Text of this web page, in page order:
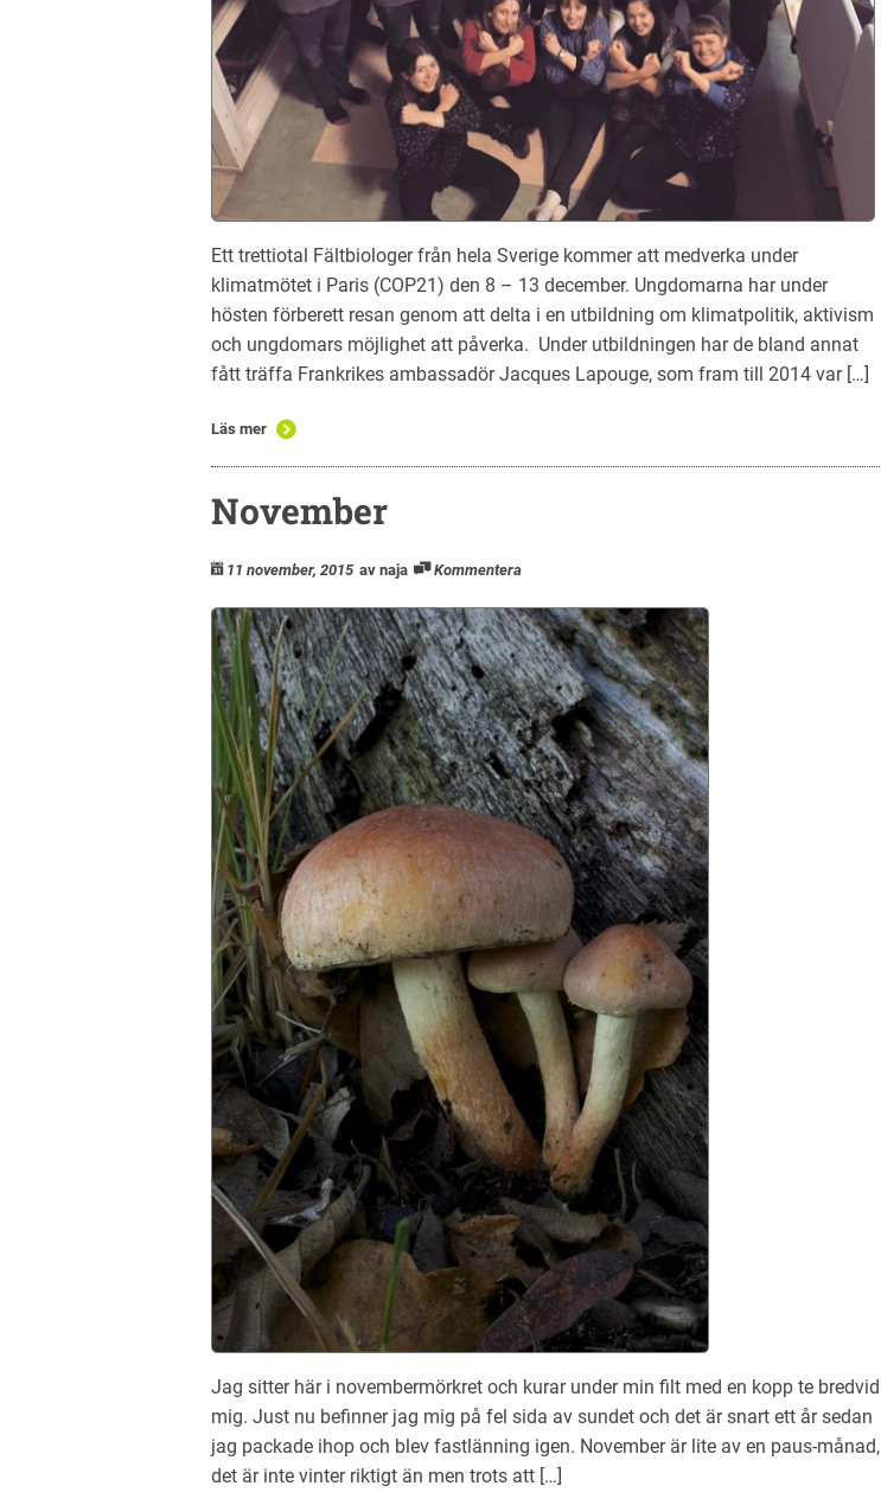
Ett trettiotal Fältbiologer från hela Sverige kommer att medverka under
klimatmötet i Paris (COP21) den 8 – 13 december. Ungdomarna har under
hösten förberett resan genom att delta i en utbildning om klimatpolitik, aktivism
och ungdomars möjlighet att påverka. Under utbildningen har de bland annat
fått träffa Frankrikes ambassadör Jacques Lapouge, som fram till 2014 var […]
Läs mer
November
11 november, 2015 av naja Kommentera
Jag sitter här i novembermörkret och kurar under min filt med en kopp te bredvid
mig. Just nu befinner jag mig på fel sida av sundet och det är snart ett år sedan
jag packade ihop och blev fastlänning igen. November är lite av en paus-månad,
det är inte vinter riktigt än men trots att […]